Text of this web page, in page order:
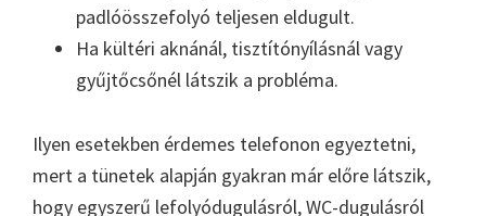
padlóösszefolyó teljesen eldugult.
Ha kültéri aknánál, tisztítónyílásnál vagy
gyűjtőcsőnél látszik a probléma.
Ilyen esetekben érdemes telefonon egyeztetni,
mert a tünetek alapján gyakran már előre látszik,
hogy egyszerű lefolyódugulásról, WC-dugulásról